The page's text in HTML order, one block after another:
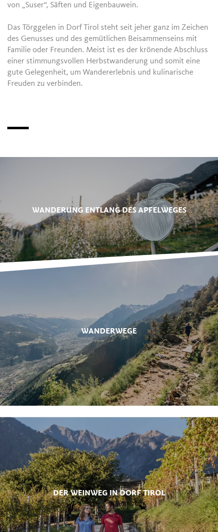
von „Suser“, Säften und Eigenbauwein.
Das Törggelen in Dorf Tirol steht seit jeher ganz im Zeichen
des Genusses und des gemütlichen Beisammenseins mit
Familie oder Freunden. Meist ist es der krönende Abschluss
einer stimmungsvollen Herbstwanderung und somit eine
gute Gelegenheit, um Wandererlebnis und kulinarische
Freuden zu verbinden.
WANDERUNG ENTLANG DES APFELWEGES
WANDERWEGE
DER WEINWEG IN DORF TIROL